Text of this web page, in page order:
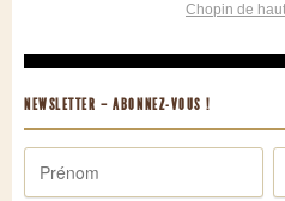
Chopin de
NEWSLETTER – ABONNEZ-VOUS !